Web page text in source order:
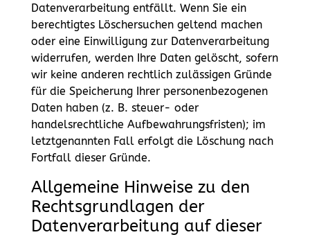
Datenverarbeitung entfällt. Wenn Sie ein
berechtigtes Löschersuchen geltend machen
oder eine Einwilligung zur Datenverarbeitung
widerrufen, werden Ihre Daten gelöscht, sofern
wir keine anderen rechtlich zulässigen Gründe
für die Speicherung Ihrer personenbezogenen
Daten haben (z. B. steuer- oder
handelsrechtliche Aufbewahrungsfristen); im
letztgenannten Fall erfolgt die Löschung nach
Fortfall dieser Gründe.
Allgemeine Hinweise zu den
Rechtsgrundlagen der
Datenverarbeitung auf dieser